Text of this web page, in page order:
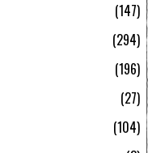
147
294
196
27
104